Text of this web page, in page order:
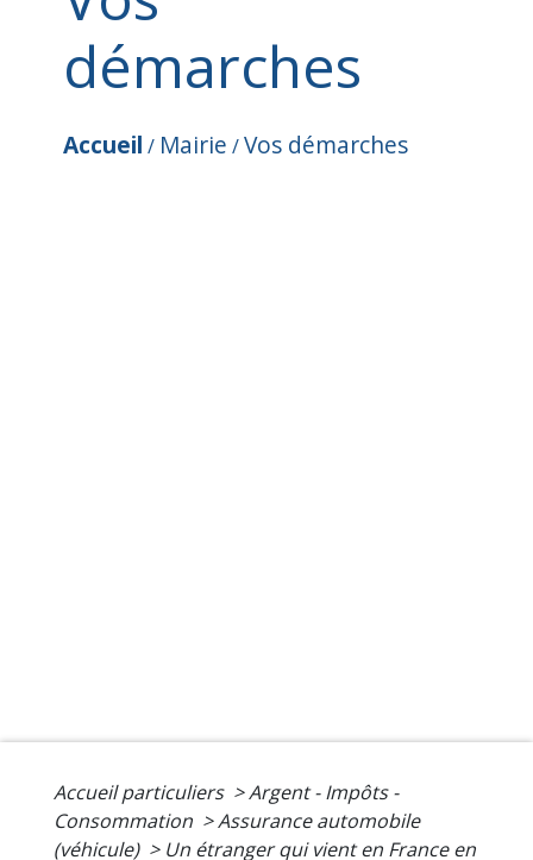
démarches
Accueil / Mairie /Vos démarches
Accueil particuliers >Argent - Impôts -
Consommation >Assurance automobile
(véhicule) > Un étranger qui vient en France en